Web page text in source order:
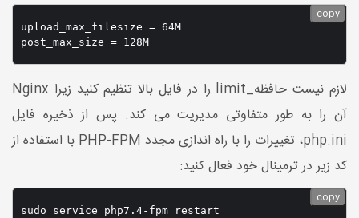
upload_max_filesize = 64M
copy
لازم نیست حافظه_limit را در فایل بالا تنظیم کنید زیرا Nginx
آن را به طور متفاوتی مدیریت می کند. پس از ذخیره فایل
php.ini، تغییرات را با راه اندازی مجدد PHP-FPM با استفاده از
کد زیر در ترمینال خود فعال کنید:
sudo service php7.4-fpm restart
copy